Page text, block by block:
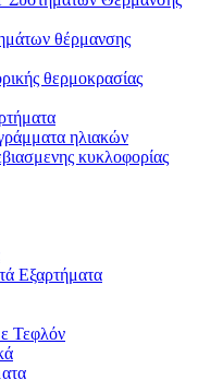
θέρμανσης
θερμοκρασίας
ηλιακών
κυκλοφορίας
Εξαρτήματα
Τεφλόν